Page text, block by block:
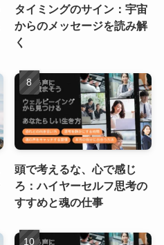
タイミングのサイン：宇宙
からのメッセージを読み解
く
頭で考えるな、心で感じ
ろ：ハイヤーセルフ思考の
すすめと魂の仕事